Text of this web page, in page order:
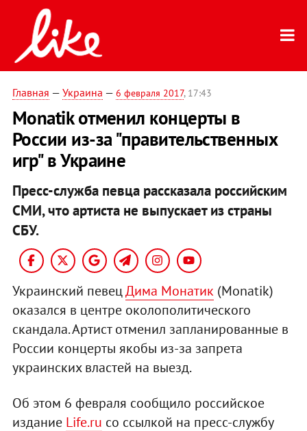
Главная — Украина — 6 февраля 2017, 17:43
Monatik отменил концерты в
России из-за "правительственных
игр" в Украине
Пресс-служба певца рассказала российским
СМИ, что артиста не выпускает из страны
СБУ.
Украинский певецДима Монатик (Monatik)
оказался в центре околополитического
скандала. Артист отменил запланированные в
России концерты якобы из-за запрета
украинских властей на выезд.
Об этом 6 февраля сообщило российское
издание Life.ru со ссылкой на пресс-службу